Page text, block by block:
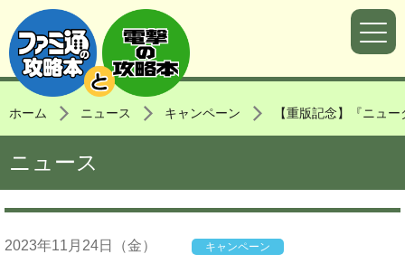
ホーム ニュース キャンペーン 【重版記念】『ニュ
ニュース
2023年11月24日 （金） キャンペーン